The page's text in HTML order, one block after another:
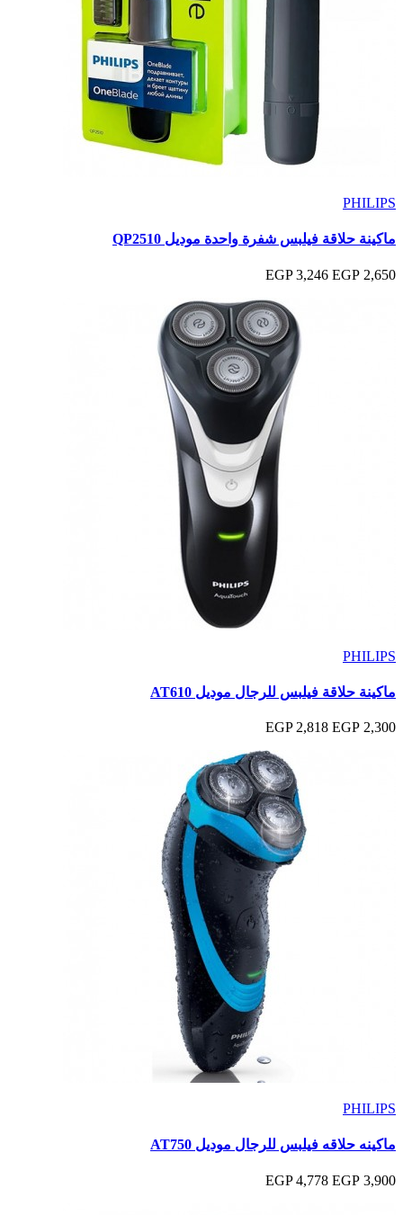
PHILIPS
ماكينة حلاقة فيلبس شفرة واحدة موديل QP2510
2,650 EGP
3,246 EGP
PHILIPS
ماكينة حلاقة فيلبس للرجال موديل AT610
2,300 EGP
2,818 EGP
PHILIPS
ماكينه حلاقه فيلبس للرجال موديل AT750
3,900 EGP
4,778 EGP